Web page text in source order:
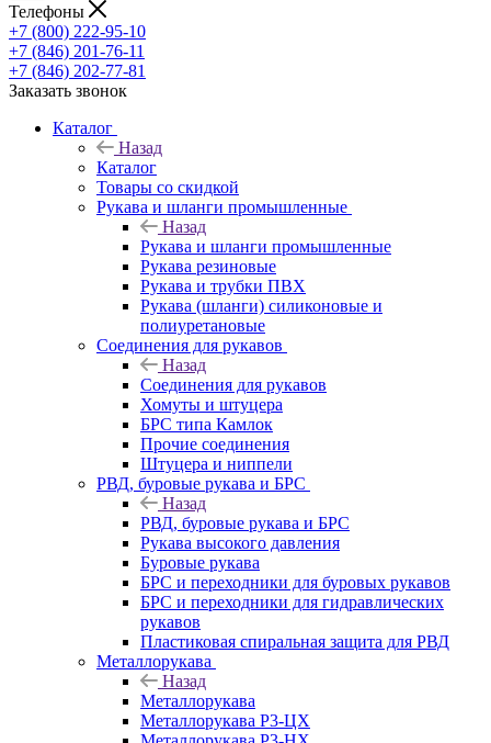
Телефоны
+7 (800) 222-95-10
+7 (846) 201-76-11
+7 (846) 202-77-81
Заказать звонок
Каталог
Назад
Каталог
Товары со скидкой
Рукава и шланги промышленные
Назад
Рукава и шланги промышленные
Рукава резиновые
Рукава и трубки ПВХ
Рукава (шланги) силиконовые и
полиуретановые
Соединения для рукавов
Назад
Соединения для рукавов
Хомуты и штуцера
БРС типа Камлок
Прочие соединения
Штуцера и ниппели
РВД, буровые рукава и БРС
Назад
РВД, буровые рукава и БРС
Рукава высокого давления
Буровые рукава
БРС и переходники для буровых рукавов
БРС и переходники для гидравлических
рукавов
Пластиковая спиральная защита для РВД
Металлорукава
Назад
Металлорукава
Металлорукава Р3-ЦХ